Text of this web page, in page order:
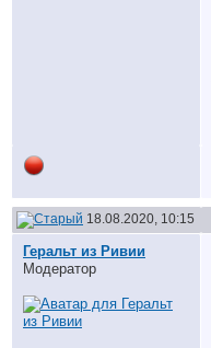
18.08.2020, 10:15
Геральт из Ривии
Модератор